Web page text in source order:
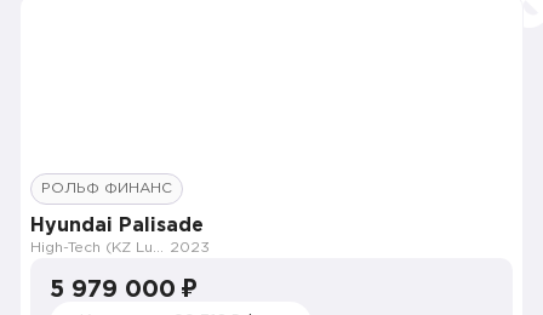
РОЛЬФ ФИНАНС
Hyundai Palisade
2023
5 979 000 ₽